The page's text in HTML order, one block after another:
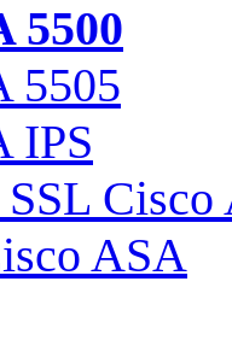
5500
5505
IPS
Cisco
ASA